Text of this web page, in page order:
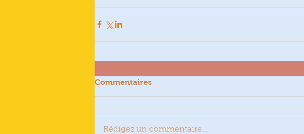
Commentaires
Rédigez un commentaire...